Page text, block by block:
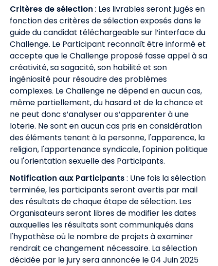
Critères de sélection: Les livrables seront jugés en
fonction des critères de sélection exposés dans le
guide du candidat téléchargeable sur l’interface du
Challenge. Le Participant reconnaît être informé et
accepte que le Challenge proposé fasse appel à sa
créativité, sa sagacité, son habilité et son
ingéniosité pour résoudre des problèmes
complexes. Le Challenge ne dépend en aucun cas,
même partiellement, du hasard et de la chance et
ne peut donc s’analyser ou s’apparenter à une
loterie. Ne sont en aucun cas pris en considération
des éléments tenant à la personne, l'apparence, la
religion, l'appartenance syndicale, l'opinion politique
ou l'orientation sexuelle des Participants.
Notification aux Participants: Une fois la sélection
terminée, les participants seront avertis par mail
des résultats de chaque étape de sélection. Les
Organisateurs seront libres de modifier les dates
auxquelles les résultats sont communiqués dans
l'hypothèse où le nombre de projets à examiner
rendrait ce changement nécessaire. La sélection
décidée par le jury sera annoncée le 04 Juin 2025